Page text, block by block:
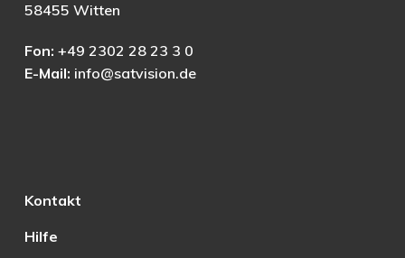
58455 Witten
Fon: +49 2302 28 23 3 0
E-Mail: info@satvision.de
Kontakt
Hilfe